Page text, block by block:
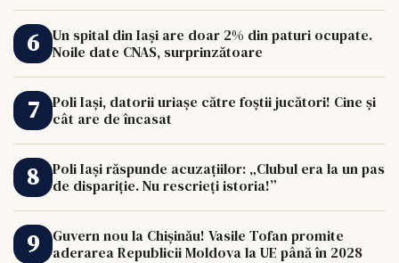
Un spital din Iași are doar 2% din paturi ocupate.
Noile date CNAS, surprinzătoare
Poli Iași, datorii uriașe către foștii jucători! Cine și
cât are de încasat
Poli Iași răspunde acuzațiilor: „Clubul era la un pas
de dispariție. Nu rescrieți istoria!”
Guvern nou la Chișinău! Vasile Tofan promite
aderarea Republicii Moldova la UE până în 2028